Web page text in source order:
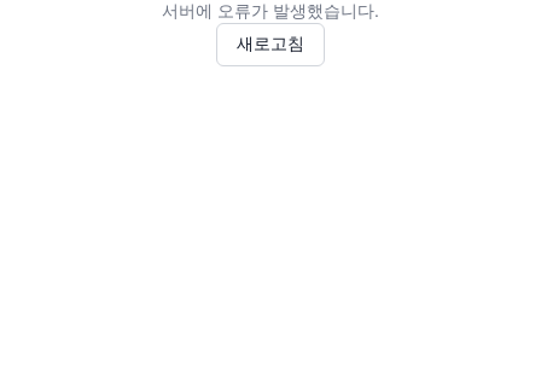
서버에 오류가 발생했습니다.
새로고침